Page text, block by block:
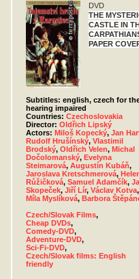
DVD
THE
CASTLE IN
PAPER
Subtitles: english, czech for
hearing impaired
Countries: Czechoslovakia
Director: Oldřich Lipský
Actors: Miloš Kopecký, Jan
Rudolf Hrušínský, Vlastimil
Brodský, Oldřich Velen, Michal
Dočolomanský, Evelyna
Steimarová, Augustín Kubáň,
Jaroslava Kretschmerová,
Růžičková, Samuel Adamčík,
Skopeček, Jiří Lír, Václav Kotva,
Míla Myslíková, Barbora
Czech/Slovak Films,
Cheap DVDs,
Comedy-DVD,
Adventure-DVD,
Sci-Fi-DVD,
Czech/Slovak films: English
friendly